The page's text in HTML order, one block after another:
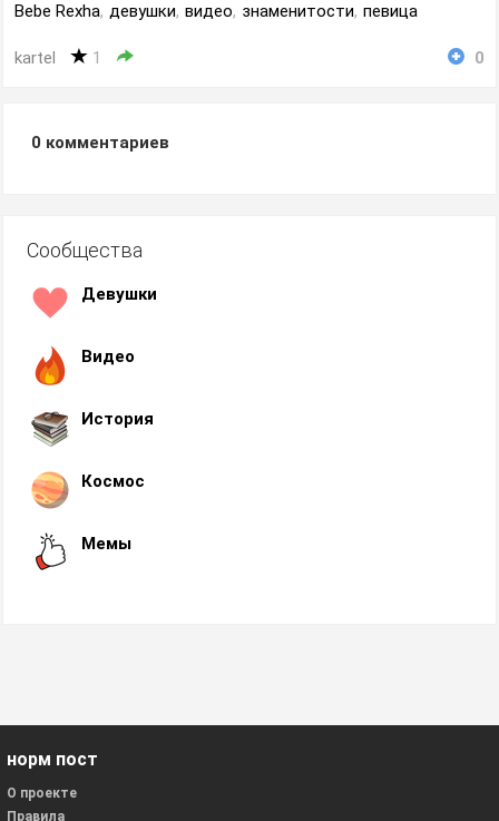
Bebe Rexha, девушки, видео, знаменитости, певица
kartel 1 0
0 комментариев
Сообщества
Девушки
Видео
История
Космос
Мемы
норм пост
О проекте
Правила